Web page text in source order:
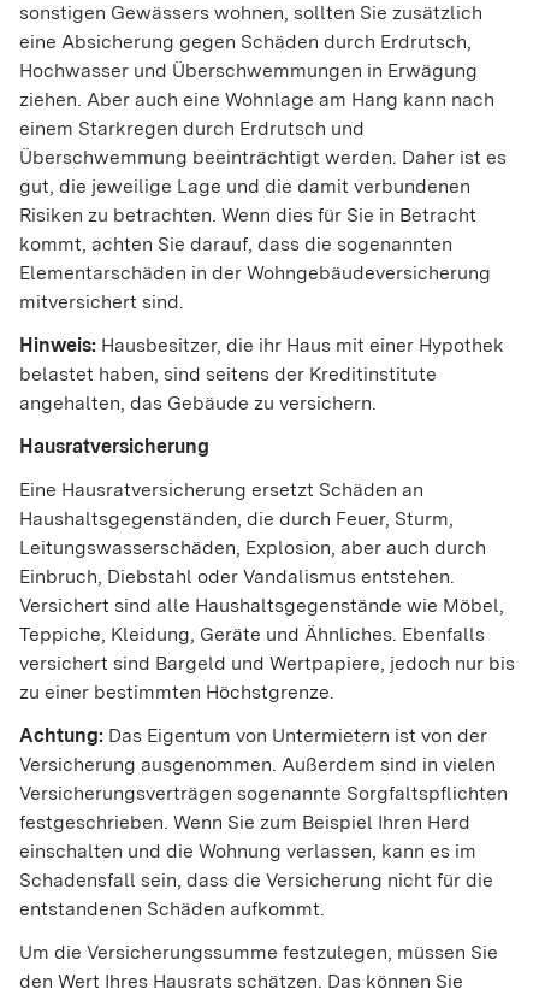
sonstigen Gewässers wohnen, sollten Sie zusätzlich
eine Absicherung gegen Schäden durch Erdrutsch,
Hochwasser und Überschwemmungen in Erwägung
ziehen. Aber auch eine Wohnlage am Hang kann nach
einem Starkregen durch Erdrutsch und
Überschwemmung beeinträchtigt werden. Daher ist es
gut, die jeweilige Lage und die damit verbundenen
Risiken zu betrachten. Wenn dies für Sie in Betracht
kommt, achten Sie darauf, dass die sogenannten
Elementarschäden in der Wohngebäudeversicherung
mitversichert sind.
Hinweis: Hausbesitzer, die ihr Haus mit einer Hypothek
belastet haben, sind seitens der Kreditinstitute
angehalten, das Gebäude zu versichern.
Hausratversicherung
Eine Hausratversicherung ersetzt Schäden an
Haushaltsgegenständen, die durch Feuer, Sturm,
Leitungswasserschäden, Explosion, aber auch durch
Einbruch, Diebstahl oder Vandalismus entstehen.
Versichert sind alle Haushaltsgegenstände wie Möbel,
Teppiche, Kleidung, Geräte und Ähnliches. Ebenfalls
versichert sind Bargeld und Wertpapiere, jedoch nur bis
zu einer bestimmten Höchstgrenze.
Achtung: Das Eigentum von Untermietern ist von der
Versicherung ausgenommen. Außerdem sind in vielen
Versicherungsverträgen sogenannte Sorgfaltspflichten
festgeschrieben. Wenn Sie zum Beispiel Ihren Herd
einschalten und die Wohnung verlassen, kann es im
Schadensfall sein, dass die Versicherung nicht für die
entstandenen Schäden aufkommt.
Um die Versicherungssumme festzulegen, müssen Sie
den Wert Ihres Hausrats schätzen. Das können Sie